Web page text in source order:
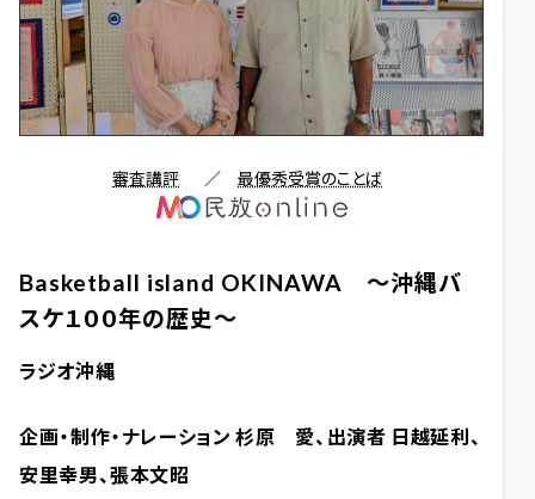
審査講評 ／最優秀受賞のことば
Basketball island OKINAWA ～沖縄バ
スケ１００年の歴史～
ラジオ沖縄
企画・制作・ナレーション 杉原 愛、出演者 日越延利、
安里幸男、張本文昭